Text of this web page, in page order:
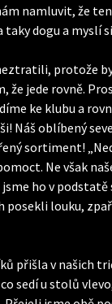
namluvit, že
dogu a myslí
protože
že jede rovně.
ke klubu a
Náš oblíbený
sortiment!
Ne však
ho v
louku,
přišla v našich
sedí u stolů